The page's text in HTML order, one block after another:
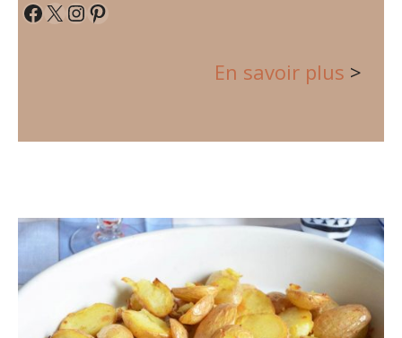
Facebook X InstagramPinterest
En savoir plus >